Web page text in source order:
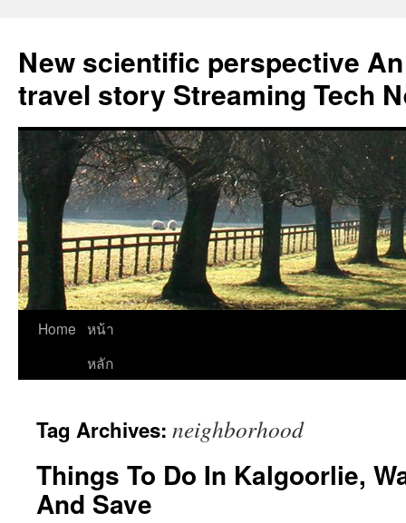
New scientific perspective
travel story Streaming Tech
Skip
Home หน้า
หลัก
Tag Archives: neighborhood
Things To Do In Kalgoorlie,
And Save